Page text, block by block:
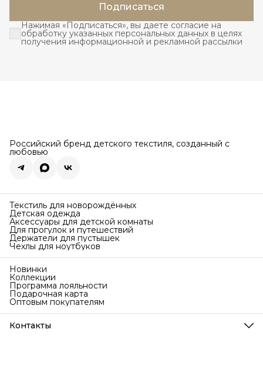
Подписаться
Нажимая «Подписаться», вы даете согласие на
обработку указанных персональных данных в целях
получения информационной и рекламной рассылки
Российский бренд детского текстиля, созданный с
любовью
Текстиль для новорождённых
Детская одежда
Аксессуары для детской комнаты
Для прогулок и путешествий
Держатели для пустышек
Чехлы для ноутбуков
Новинки
Коллекции
Программа лояльности
Подарочная карта
Оптовым покупателям
Контакты